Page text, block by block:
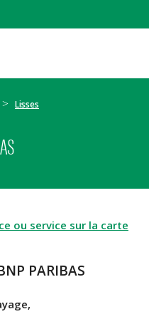
Lisses
ou service sur la carte
PARIBAS